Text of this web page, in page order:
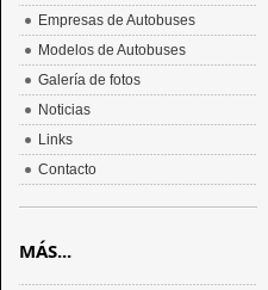
Empresas de Autobuses
Modelos de Autobuses
Galería de fotos
Noticias
Links
Contacto
MÁS...